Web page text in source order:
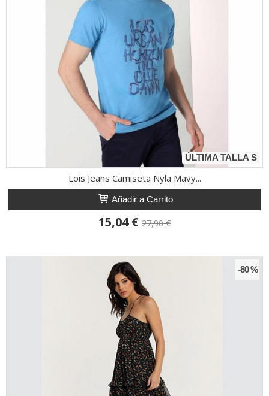
ÚLTIMA TALLA S
Lois Jeans Camiseta Nyla Mavy...
Añadir a Carrito
15,04 € 27,90 €
-80 %